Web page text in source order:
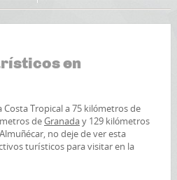
en
Tropical a 75 kilómetros de
deGranaday 129 kilómetros
no deje de ver esta
turísticos para visitar en la